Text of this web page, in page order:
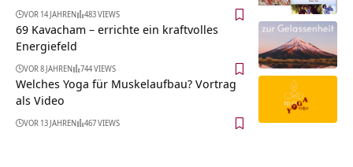
VOR 14 JAHREN 483 VIEWS
69 Kavacham – errichte ein kraftvolles
Energiefeld
VOR 8 JAHREN 744 VIEWS
Welches Yoga für Muskelaufbau? Vortrag
als Video
VOR 13 JAHREN 467 VIEWS